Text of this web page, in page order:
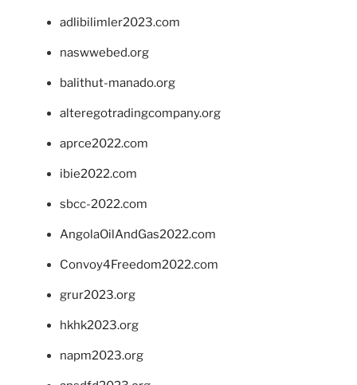
adlibilimler2023.com
naswwebed.org
balithut-manado.org
alteregotradingcompany.org
aprce2022.com
ibie2022.com
sbcc-2022.com
AngolaOilAndGas2022.com
Convoy4Freedom2022.com
grur2023.org
hkhk2023.org
napm2023.org